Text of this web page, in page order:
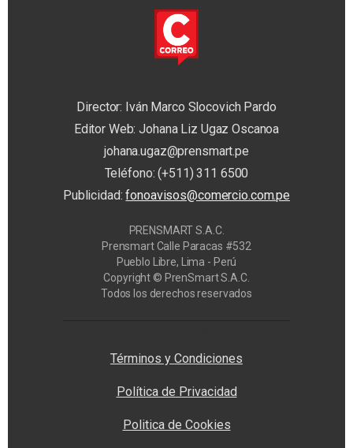
Director: Iván Marco Slocovich Pardo
Editor Web: Johana Liz Ugaz Oscanoa
johana.ugaz@prensmart.pe
Teléfono: (+511) 311 6500
Publicidad:fonoavisos@comercio.com.pe
PRENSMART S.A.C.
Prensmart Calle Paracas #532
Pueblo Libre, Lima - Perú
Copyright © PrenSmart S.A.C.
Todos los derechos reservados
Términos y Condiciones
Política de Privacidad
Politica de Cookies